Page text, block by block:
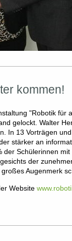
kommen!
"Robotik
gelockt. Walter
In 13 Vorträgen
stärker an
Schülerinnen
der
Augenmerk
Website